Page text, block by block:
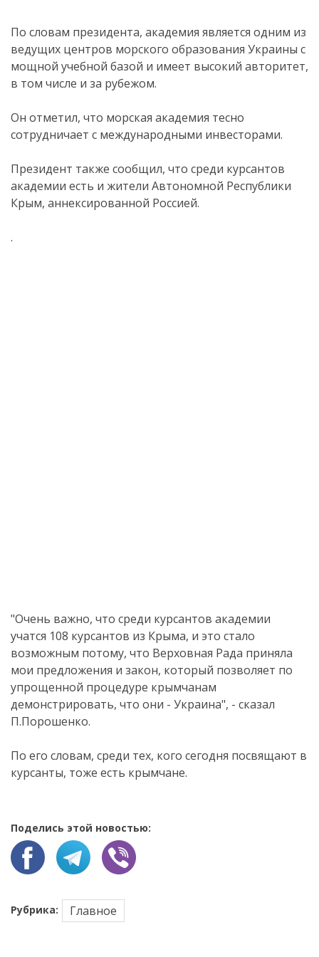
По словам президента, академия является одним из
ведущих центров морского образования Украины с
мощной учебной базой и имеет высокий авторитет,
в том числе и за рубежом.
Он отметил, что морская академия тесно
сотрудничает с международными инвесторами.
Президент также сообщил, что среди курсантов
академии есть и жители Автономной Республики
Крым, аннексированной Россией.
.
"Очень важно, что среди курсантов академии
учатся 108 курсантов из Крыма, и это стало
возможным потому, что Верховная Рада приняла
мои предложения и закон, который позволяет по
упрощенной процедуре крымчанам
демонстрировать, что они - Украина", - сказал
П.Порошенко.
По его словам, среди тех, кого сегодня посвящают в
курсанты, тоже есть крымчане.
Поделись этой новостью:
Рубрика: Главное